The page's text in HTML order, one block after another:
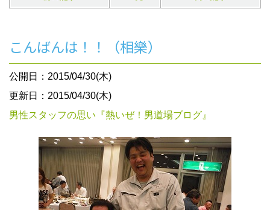
こんばんは！！（相樂）
公開日：2015/04/30(木)
更新日：2015/04/30(木)
男性スタッフの思い『熱いぜ！男道場ブログ』